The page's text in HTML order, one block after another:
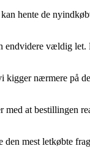
hente de
vældig
nærmere på
at bestillingen
mest letkøbte